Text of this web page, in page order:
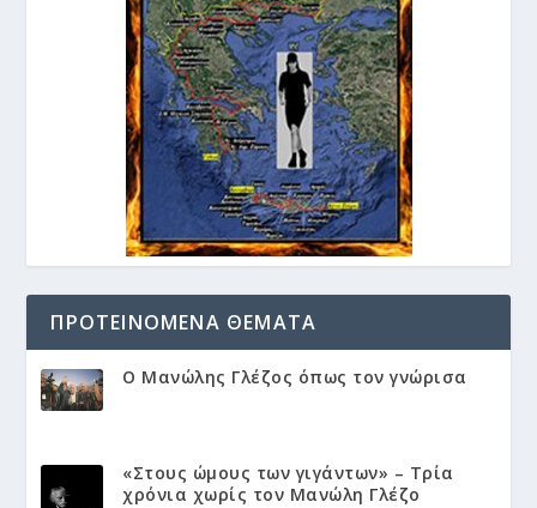
ΠΡΟΤΕΙΝΌΜΕΝΑ ΘΈΜΑΤΑ
Ο Μανώλης Γλέζος όπως τον γνώρισα
«Στους ώμους των γιγάντων» – Τρία
χρόνια χωρίς τον Μανώλη Γλέζο